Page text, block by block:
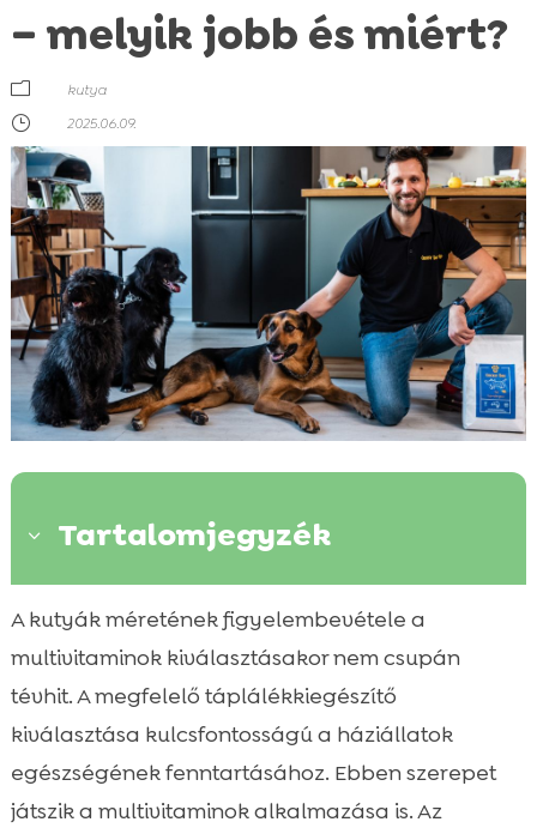
– melyik jobb és miért?
m
kutya
}
2025.06.09.
3 Tartalomjegyzék
 Miért fontos a multivitamin a kutyák
számára?
 Kis testű kutyák tápanyagigénye
 Nagy testű kutyák tápanyagigénye
Multivitamin kis vagy nagytestű kutyának:
melyiket válasszuk?
A kutyák méretének figyelembevétele a
multivitaminok kiválasztásakor nem csupán
tévhit. A megfelelő táplálékkiegészítő
kiválasztása kulcsfontosságú a háziállatok
egészségének fenntartásához. Ebben szerepet
játszik a multivitaminok alkalmazása is. Az